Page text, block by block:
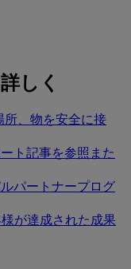
しく
所、物を安全に接
ト記事を参照また
パートナープログ
様が達成された成果